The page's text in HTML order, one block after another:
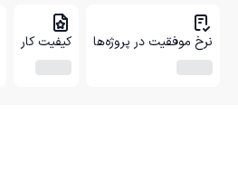
نرخ موفقیت در پروژه‌ها کیفیت کار